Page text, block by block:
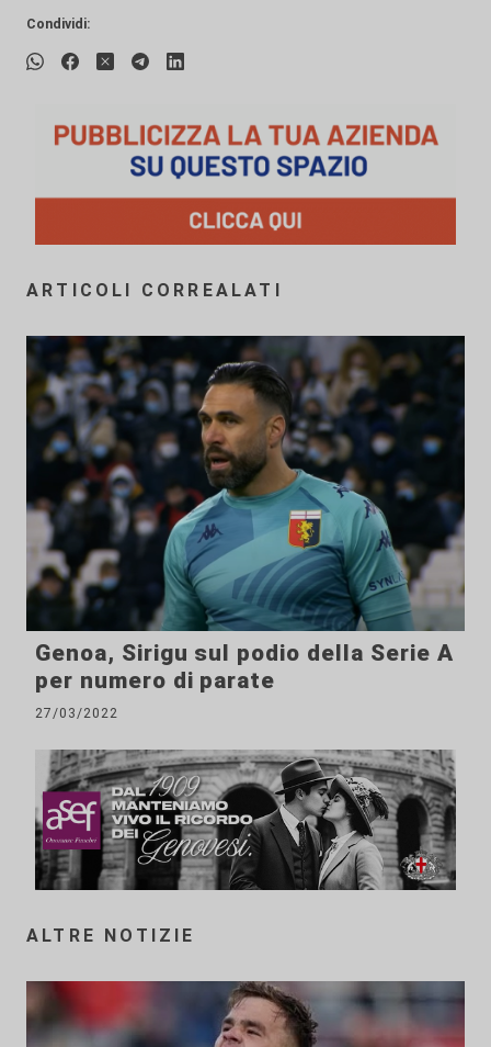
Condividi:
ARTICOLI CORREALATI
Genoa, Sirigu sul podio della Serie A
per numero di parate
27/03/2022
ALTRE NOTIZIE